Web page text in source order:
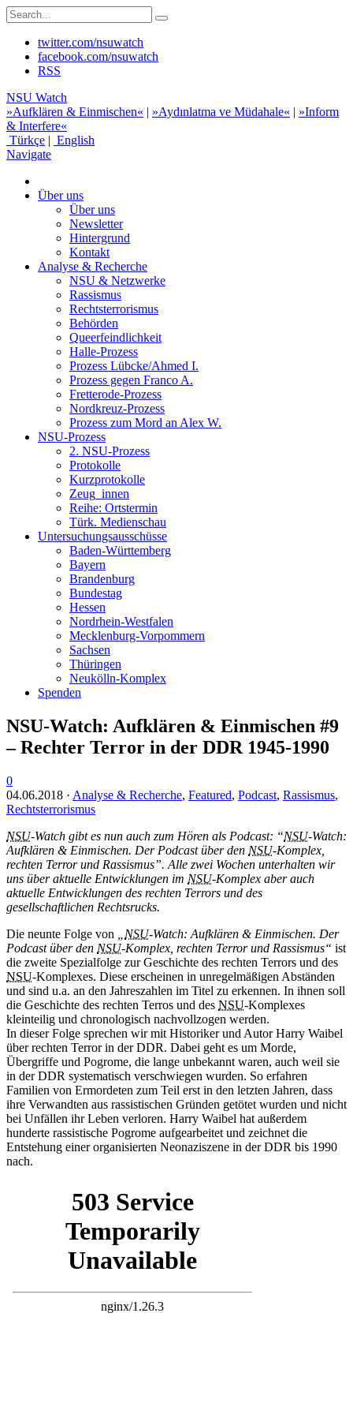
twitter.com/nsuwatch
facebook.com/nsuwatch
RSS
NSU Watch
»Aufklären & Einmischen« | »Aydınlatma ve Müdahale« | »Inform
& Interfere«
Türkçe | English
Navigate
Über uns
Über uns
Newsletter
Hintergrund
Kontakt
Analyse & Recherche
NSU & Netzwerke
Rassismus
Rechtsterrorismus
Behörden
Queerfeindlichkeit
Halle-Prozess
Prozess Lübcke/Ahmed I.
Prozess gegen Franco A.
Fretterode-Prozess
Nordkreuz-Prozess
Prozess zum Mord an Alex W.
NSU-Prozess
2. NSU-Prozess
Protokolle
Kurzprotokolle
Zeug_innen
Reihe: Ortstermin
Türk. Medienschau
Untersuchungsausschüsse
Baden-Württemberg
Bayern
Brandenburg
Bundestag
Hessen
Nordrhein-Westfalen
Mecklenburg-Vorpommern
Sachsen
Thüringen
Neukölln-Komplex
Spenden
NSU-Watch: Aufklären & Einmischen #9
– Rechter Terror in der DDR 1945-1990
0
04.06.2018 · Analyse & Recherche, Featured, Podcast, Rassismus,
Rechtsterrorismus
NSU-Watch gibt es nun auch zum Hören als Podcast: “NSU-Watch:
Aufklären & Einmischen. Der Podcast über den NSU-Komplex,
rechten Terror und Rassismus”. Alle zwei Wochen unterhalten wir
uns über aktuelle Entwicklungen im NSU-Komplex aber auch
aktuelle Entwicklungen des rechten Terrors und des
gesellschaftlichen Rechtsrucks.
Die neunte Folge von
NSU-Watch: Aufklären & Einmischen. Der
Podcast über den NSU-Komplex, rechten Terror und Rassismus“ ist
die zweite Spezialfolge zur Geschichte des rechten Terrors und des
NSU-Komplexes. Diese erscheinen in unregelmäßigen Abständen
und sind u.a. an den Jahreszahlen im Titel zu erkennen. In ihnen soll
die Geschichte des rechten Terros und des NSU-Komplexes
kleinteilig und chronologisch nachvollzogen werden.
In dieser Folge sprechen wir mit Historiker und Autor Harry Waibel
über rechten Terror in der DDR. Dabei geht es um Morde,
Übergriffe und Pogrome, die lange unbekannt waren, auch weil sie
in der DDR systematisch verschwiegen wurden. So erfahren
Familien von Ermordeten zum Teil erst in den letzten Jahren, dass
ihre Verwandten aus rassistischen Gründen getötet wurden und nicht
bei Unfällen ihr Leben verloren. Harry Waibel hat außerdem
hunderte rassistische Pogrome aufgearbeitet und zeichnet die
Entstehung einer organisierten Neonaziszene in der DDR bis 1990
nach.